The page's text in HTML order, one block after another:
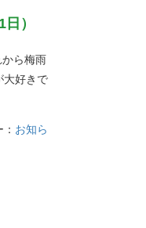
）
ら梅雨
大好きで
お知ら